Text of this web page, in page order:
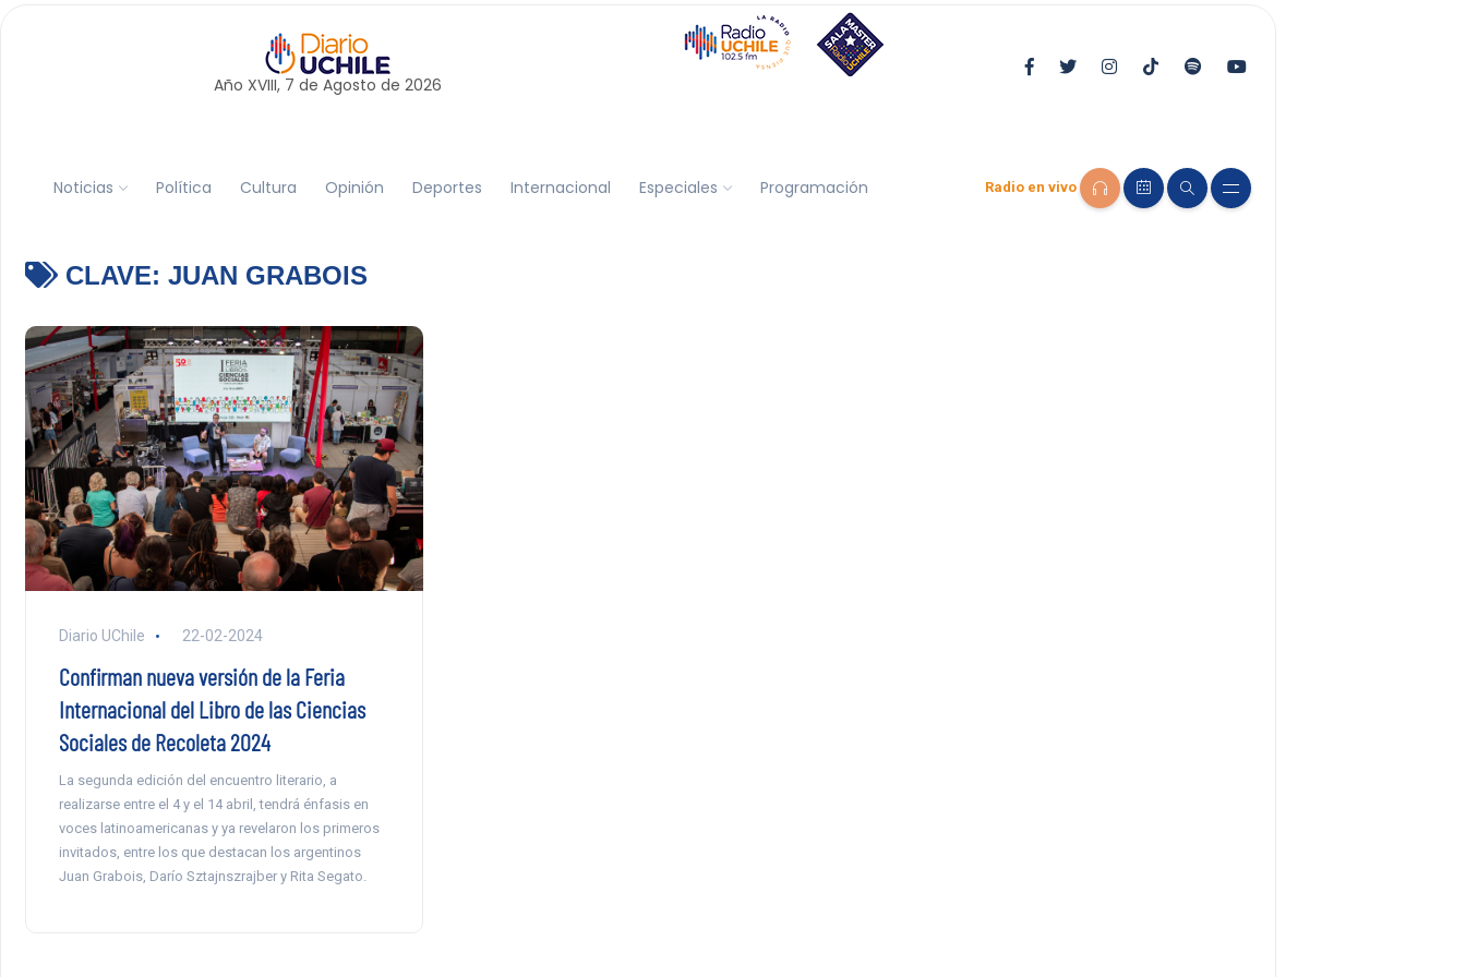
Año XVIII, 7 de Agosto de 2026
Noticias Política Cultura Opinión Deportes Internacional Especiales Programación Radio en vivo
CLAVE: JUAN GRABOIS
Diario UChile 22-02-2024
Confirman nueva versión de la Feria
Internacional del Libro de las Ciencias
Sociales de Recoleta 2024
La segunda edición del encuentro literario, a
realizarse entre el 4 y el 14 abril, tendrá énfasis en
voces latinoamericanas y ya revelaron los primeros
invitados, entre los que destacan los argentinos
Juan Grabois, Darío Sztajnszrajber y Rita Segato.